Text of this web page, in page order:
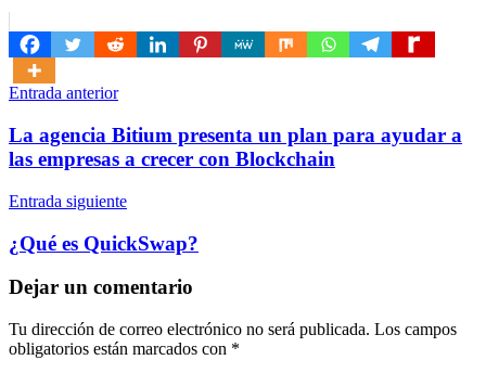
Navegación
de
entradas
Entrada anterior
La agencia Bitium presenta un plan para ayudar a
las empresas a crecer con Blockchain
Entrada siguiente
¿Qué es QuickSwap?
Dejar un comentario
Tu dirección de correo electrónico no será publicada. Los campos
obligatorios están marcados con *